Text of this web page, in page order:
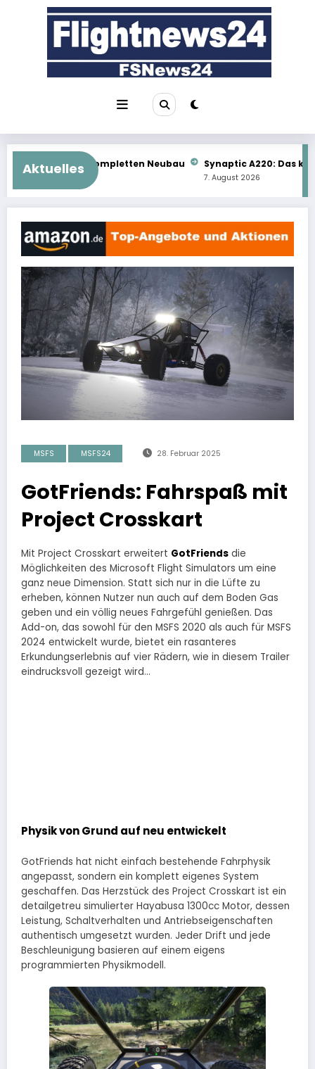
Aktuelles
Neubau Synaptic A220: Das kommt als Nächstes
7. August 2026
MSFS MSFS24 28. Februar 2025
GotFriends: Fahrspaß mit
Project Crosskart
Mit Project Crosskart erweitert GotFriends die
Möglichkeiten des Microsoft Flight Simulators um eine
ganz neue Dimension. Statt sich nur in die Lüfte zu
erheben, können Nutzer nun auch auf dem Boden Gas
geben und ein völlig neues Fahrgefühl genießen. Das
Add-on, das sowohl für den MSFS 2020 als auch für MSFS
2024 entwickelt wurde, bietet ein rasanteres
Erkundungserlebnis auf vier Rädern, wie in diesem Trailer
eindrucksvoll gezeigt wird…
Physik von Grund auf neu entwickelt
GotFriends hat nicht einfach bestehende Fahrphysik
angepasst, sondern ein komplett eigenes System
geschaffen. Das Herzstück des Project Crosskart ist ein
detailgetreu simulierter Hayabusa 1300cc Motor, dessen
Leistung, Schaltverhalten und Antriebseigenschaften
authentisch umgesetzt wurden. Jeder Drift und jede
Beschleunigung basieren auf einem eigens
programmierten Physikmodell.